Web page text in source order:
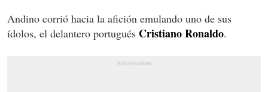
Andino corrió hacia la afición emulando uno de sus
ídolos, el delantero portugués Cristiano Ronaldo.